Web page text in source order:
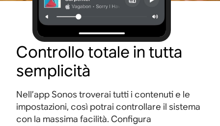
Controllo totale in tutta
semplicità
Nell’app Sonos troverai tutti i contenuti e le
impostazioni, così potrai controllare il sistema
con la massima facilità. Configura